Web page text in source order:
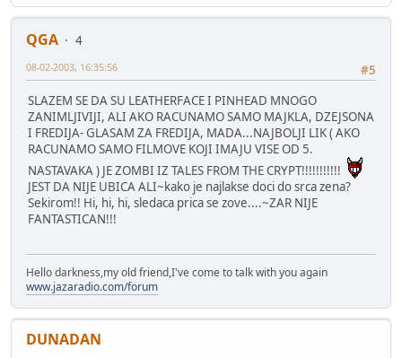
QGA
4
#5
08-02-2003, 16:35:56
SLAZEM SE DA SU LEATHERFACE I PINHEAD MNOGO
ZANIMLJIVIJI, ALI AKO RACUNAMO SAMO MAJKLA, DZEJSONA
I FREDIJA- GLASAM ZA FREDIJA, MADA...NAJBOLJI LIK ( AKO
RACUNAMO SAMO FILMOVE KOJI IMAJU VISE OD 5.
NASTAVAKA ) JE ZOMBI IZ TALES FROM THE CRYPT!!!!!!!!!!!
JEST DA NIJE UBICA ALI~kako je najlakse doci do srca zena?
Sekirom!! Hi, hi, hi, sledaca prica se zove....~ZAR NIJE
FANTASTICAN!!!
Hello darkness,my old friend,I've come to talk with you again
www.jazaradio.com/forum
DUNADAN